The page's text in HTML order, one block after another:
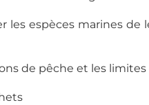
les espèces marines de
de pêche et les